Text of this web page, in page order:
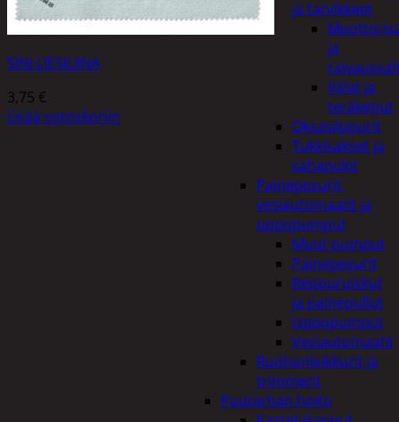
ja tarvikkeet
ja
Viilat ja
teräketjut
Oksasilppurit
Tukkisakset ja
sahapukit
Painepesurit,
vesiautomaatit ja
uppopumput
Muut pumput
Painepesurit
Reppuruiskut
ja painepullot
Uppopumput
Vesiautomaatit
Ruohonleikkurit ja
trimmerit
Puutarhan hoito
SINI LIESILIINA
3,75 €
Lisää ostoskoriin